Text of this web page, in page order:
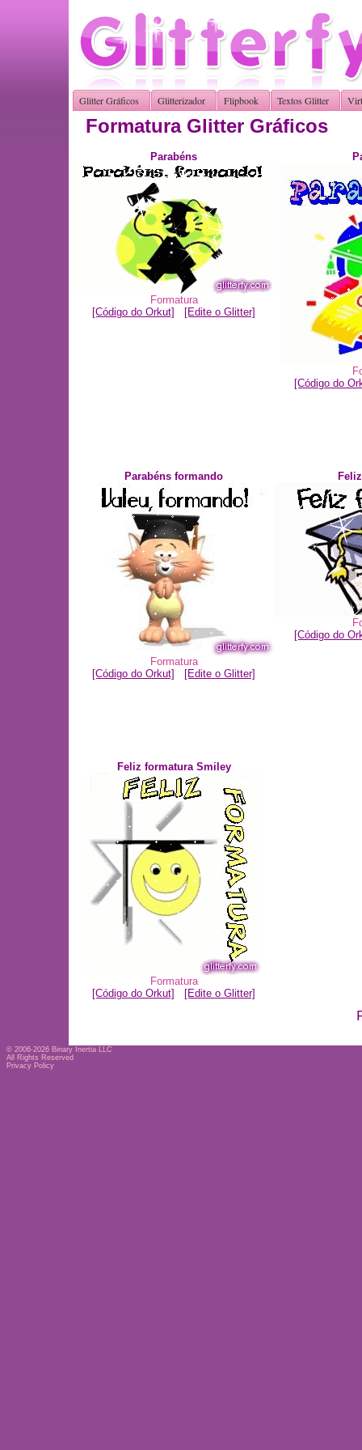
Glitter Gráficos Glitterizador Flipbook Textos Glitter
Formatura Glitter Gráficos
Parabéns
Formatura
[Código do Orkut]
[Edite o Glitter]
[Código do
Parabéns formando
Formatura
[Código do Orkut]
[Edite o Glitter]
[Código do
Feliz formatura Smiley
Formatura
[Código do Orkut]
[Edite o Glitter]
© 2006-2026 Binary Inertia LLC
All Rights Reserved
Privacy Policy